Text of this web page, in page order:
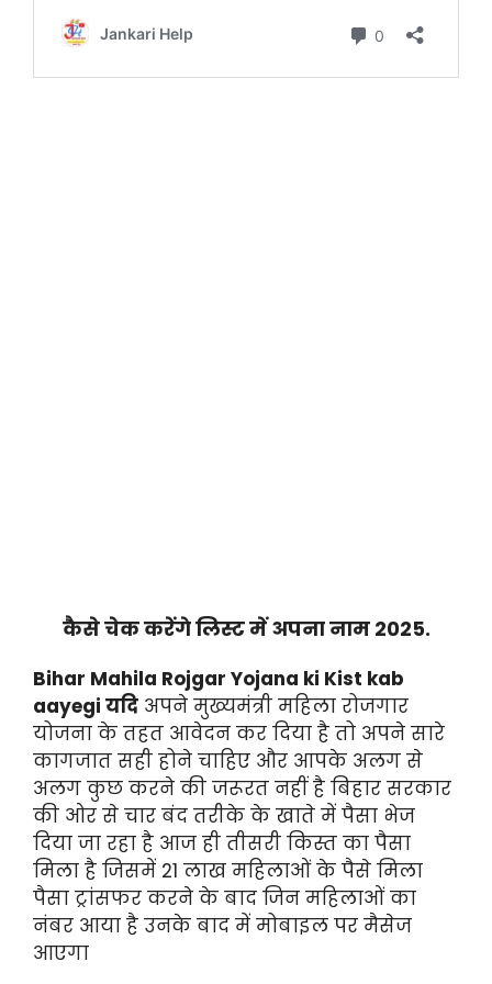
कैसे चेक करेंगे लिस्ट में अपना नाम 2025.
Bihar Mahila Rojgar Yojana ki Kist kab
aayegi यदि अपने मुख्यमंत्री महिला रोजगार
योजना के तहत आवेदन कर दिया है तो अपने सारे
कागजात सही होने चाहिए और आपके अलग से
अलग कुछ करने की जरूरत नहीं है बिहार सरकार
की ओर से चार बंद तरीके के खाते में पैसा भेज
दिया जा रहा है आज ही तीसरी किस्त का पैसा
मिला है जिसमें 21 लाख महिलाओं के पैसे मिला
पैसा ट्रांसफर करने के बाद जिन महिलाओं का
नंबर आया है उनके बाद में मोबाइल पर मैसेज
आएगा